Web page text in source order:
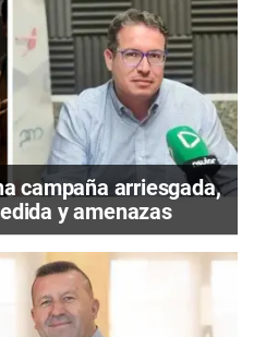
campaña arriesgada,
y amenazas